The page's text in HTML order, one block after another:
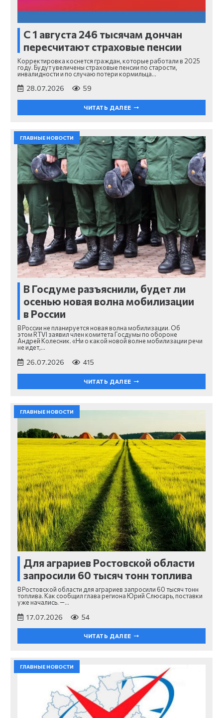
С 1 августа 246 тысячам дончан
пересчитают страховые пенсии
Корректировка коснется граждан, которые работали в 2025
году. Будут увеличены страховые пенсии по старости,
инвалидности и по случаю потери кормильца…
28.07.2026 59
ЧИТАТЬ ДАЛЕЕ
ГЛАВНЫЕ НОВОСТИ
В Госдуме разъяснили, будет ли
осенью новая волна мобилизации
в России
В России не планируется новая волна мобилизации. Об
этом RTVI заявил член комитета Госдумы по обороне
Андрей Колесник. «Ни о какой новой волне мобилизации речи
не идет,…
26.07.2026 415
ЧИТАТЬ ДАЛЕЕ
ГЛАВНЫЕ НОВОСТИ
Для аграриев Ростовской области
запросили 60 тысяч тонн топлива
В Ростовской области для аграриев запросили 60 тысяч тонн
топлива. Как сообщил глава региона Юрий Слюсарь, поставки
уже начались. —…
17.07.2026 54
ЧИТАТЬ ДАЛЕЕ
ГЛАВНЫЕ НОВОСТИ